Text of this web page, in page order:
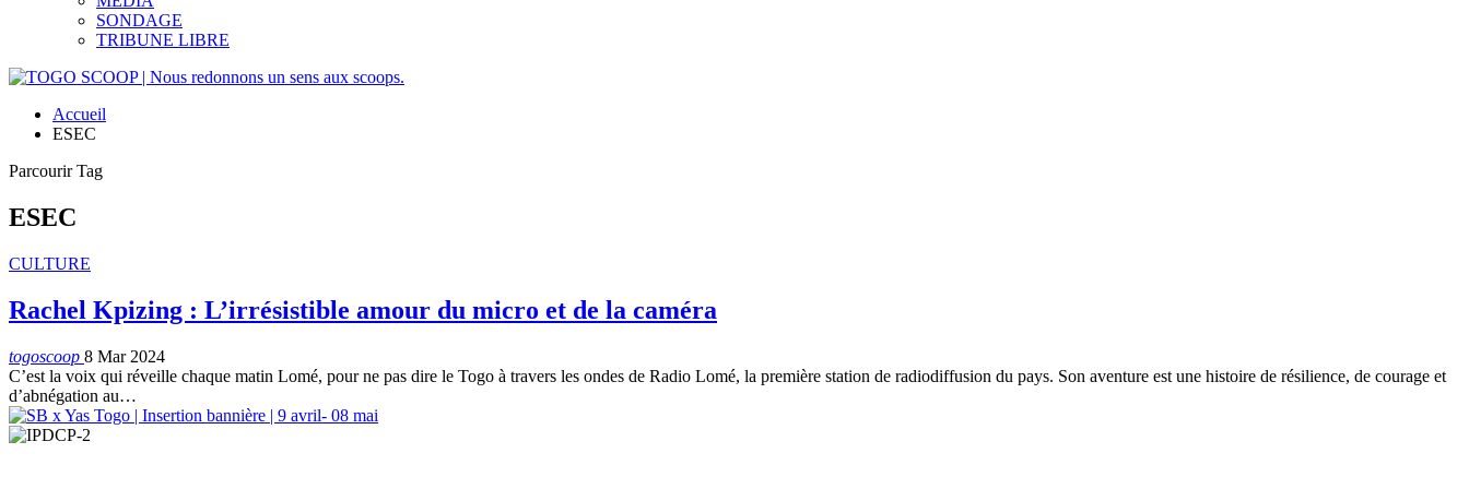
SONDAGE
TRIBUNE LIBRE
Accueil
ESEC
Parcourir Tag
ESEC
CULTURE
Rachel Kpizing : L’irrésistible amour du micro et de la caméra
togoscoop 8 Mar 2024
C’est la voix qui réveille chaque matin Lomé, pour ne pas dire le Togo à travers les ondes de Radio Lomé, la première station de radiodiffusion du pays. Son aventure est une histoire de résilience, de courage et
d’abnégation au…